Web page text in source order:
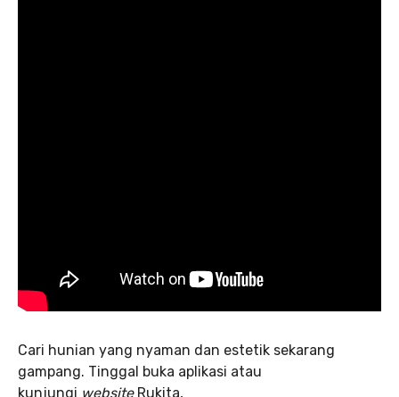
Cari hunian yang nyaman dan estetik sekarang
gampang. Tinggal buka aplikasi atau
kunjungi websiteRukita,